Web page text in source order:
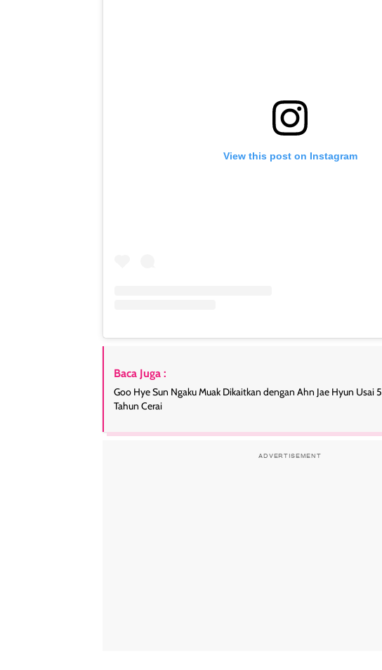
View this post on Instagram
Baca Juga :
Goo Hye Sun Ngaku Muak Dikaitkan dengan Ahn Jae Hyun Usai 5
Tahun Cerai
ADVERTISEMENT